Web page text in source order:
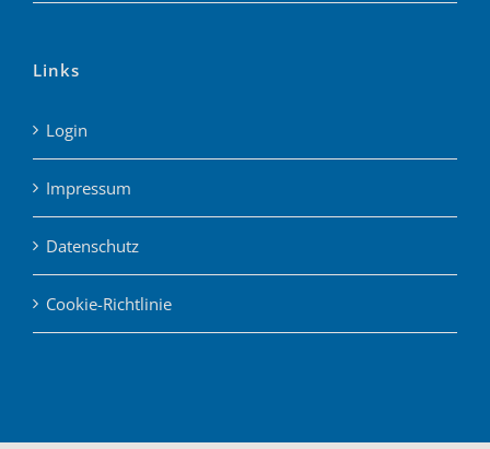
Links
Login
Impressum
Datenschutz
Cookie-Richtlinie